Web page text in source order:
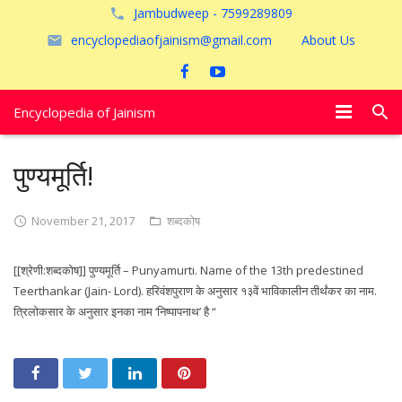
Jambudweep - 7599289809
encyclopediaofjainism@gmail.com
About Us
Encyclopedia of Jainism
पूजायें
अयोध्या
पुण्यमूर्ति!
November 21, 2017 शब्दकोष
[[श्रेणी:शब्दकोष]] पुण्यमूर्ति – Punyamurti. Name of the 13th predestined
Teerthankar (Jain- Lord). हरिवंशपुराण के अनुसार १३वें भाविकालीन तीर्थंकर का नाम.
त्रिलोकसार के अनुसार इनका नाम ‘निष्पापनाथ’ है “